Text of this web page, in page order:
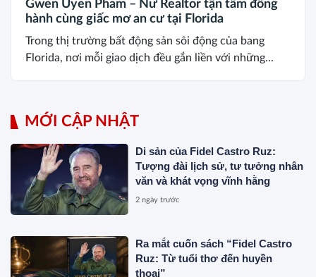
Gwen Uyen Pham – Nữ Realtor tận tâm đồng
hành cùng giấc mơ an cư tại Florida
Trong thị trường bất động sản sôi động của bang
Florida, nơi mỗi giao dịch đều gắn liền với những...
MỚI CẬP NHẬT
Di sản của Fidel Castro Ruz:
Tượng đài lịch sử, tư tưởng nhân
văn và khát vọng vĩnh hằng
2 ngày trước
Ra mắt cuốn sách “Fidel Castro
Ruz: Từ tuổi thơ đến huyền
thoại”